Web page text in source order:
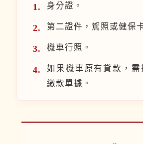
身分證。
第二證件，駕照或健保
機車行照。
如果機車原有貸款，需
繳款單據。